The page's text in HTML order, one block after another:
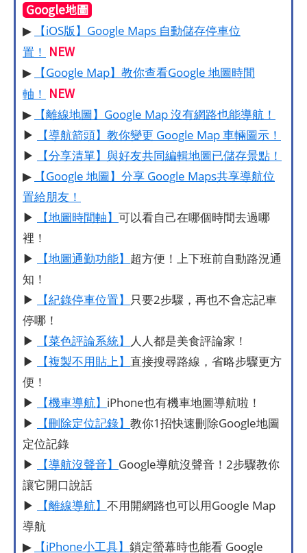
Google地圖
▶
【iOS版】Google Maps 自動儲存停車位
置！ NEW
▶
【Google Map】教你查看Google 地圖時間
軸！ NEW
▶
【離線地圖】Google Map 沒有網路也能導航！
▶
【導航箭頭】教你變更 Google Map 車輛圖示！
▶
【分享清單】與好友共同編輯地圖已儲存景點！
▶
【Google 地圖】分享 Google Maps共享導航位
置給朋友！
▶
【地圖時間軸】 可以看自己在哪個時間去過哪
裡！
▶
【地圖通勤功能】 超方便！上下班前自動路況通
知！
▶
【紀錄停車位置】 只要2步驟，再也不會忘記車
停哪！
▶
【菜色評論系統】 人人都是美食評論家！
▶
【複製不用貼上】 直接搜尋路線，省略步驟更方
便！
▶
【機車導航】 iPhone也有機車地圖導航啦！
▶
【刪除定位記錄】 教你1招快速刪除Google地圖
定位記錄
▶
【導航沒聲音】 Google導航沒聲音！2步驟教你
讓它開口說話
▶
【離線導航】 不用開網路也可以用Google Map
導航
▶
【iPhone小工具】 鎖定螢幕時也能看 Google